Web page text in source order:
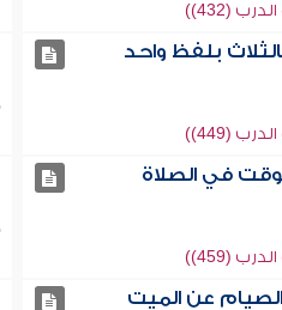
(432))
بلفظ واحد
(449))
في الصلاة
(459))
عن الميت